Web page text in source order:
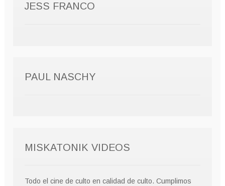
JESS FRANCO
PAUL NASCHY
MISKATONIK VIDEOS
Todo el cine de culto en calidad de culto. Cumplimos